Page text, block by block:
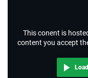
This conent is
content you accept